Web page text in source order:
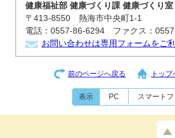
健康福祉部 健康づくり課 健康づくり室
〒413-8550 熱海市中央町1-1
電話：0557-86-6294 ファクス：
お問い合わせは専用フォームをご
前のページへ戻る トッ
表示 PC スマートフ